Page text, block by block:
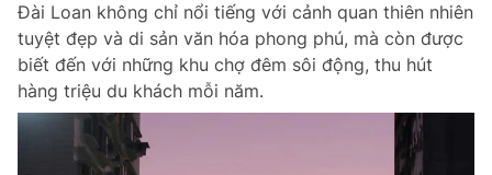
Đài Loan không chỉ nổi tiếng với cảnh quan thiên nhiên
tuyệt đẹp và di sản văn hóa phong phú, mà còn được
biết đến với những khu chợ đêm sôi động, thu hút
hàng triệu du khách mỗi năm.